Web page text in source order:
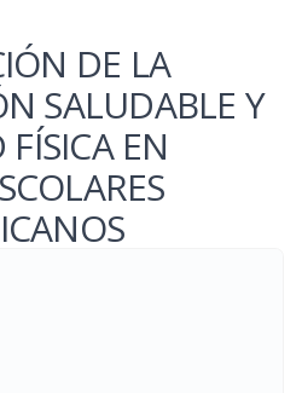
DE LA
SALUDABLE Y
EN